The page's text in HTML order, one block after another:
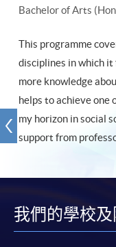
Bachelor of Arts
This programme
disciplines in which
more knowledge
helps to achieve one
my horizon in social
support from
我們的學校